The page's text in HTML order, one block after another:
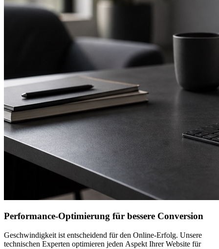
Performance-Optimierung für bessere Conversion
Geschwindigkeit ist entscheidend für den Online-Erfolg. Unsere
technischen Experten optimieren jeden Aspekt Ihrer Website für